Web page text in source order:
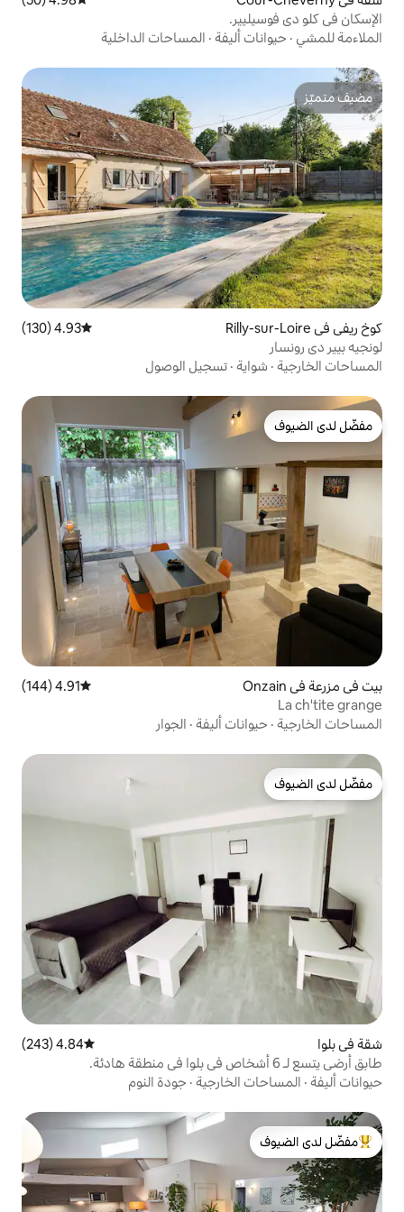
·المساحات الداخلية
متوسط التقييم 4.93 من 5، 130 مراجعات
4.93 (130)
تسجيل الوصول
متوسط التقييم 4.91 من 5، 144 مراجعات
أليفة·الجوار
·جودة النوم
الضيوف